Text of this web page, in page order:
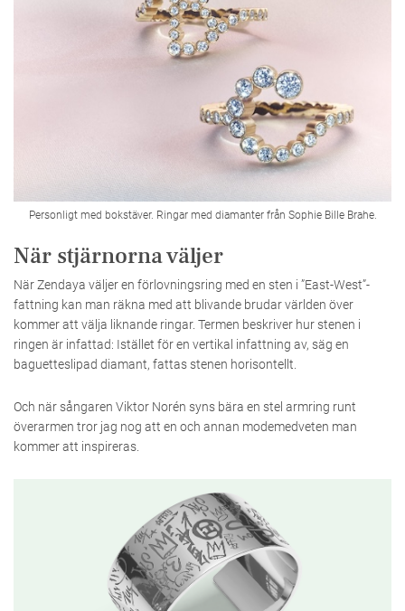
Personligt med bokstäver. Ringar med diamanter från Sophie Bille Brahe.
När stjärnorna väljer
När Zendaya väljer en förlovningsring med en sten i ”East-West”-
fattning kan man räkna med att blivande brudar världen över
kommer att välja liknande ringar. Termen beskriver hur stenen i
ringen är infattad: Istället för en vertikal infattning av, säg en
baguetteslipad diamant, fattas stenen horisontellt.
Och när sångaren Viktor Norén syns bära en stel armring runt
överarmen tror jag nog att en och annan modemedveten man
kommer att inspireras.